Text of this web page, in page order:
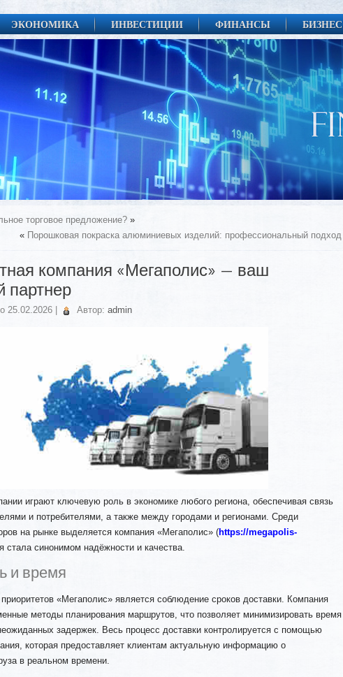
ЭКОНОМИКА ИНВЕСТИЦИИ ФИНАНСЫ БИЗНЕС
торговое предложение? »
« Порошковая покраска алюминиевых изделий: профессиональный подход
компания «Мегаполис» — ваш
партнер
25.02.2026 Автор: admin
играют ключевую роль в экономике любого региона, обеспечивая связь
и потребителями, а также между городами и регионами. Среди
на рынке выделяется компания «Мегаполис» (https://megapolis-
стала синонимом надёжности и качества.
и время
«Мегаполис» является соблюдение сроков доставки. Компания
методы планирования маршрутов, что позволяет минимизировать время
задержек. Весь процесс доставки контролируется с помощью
которая предоставляет клиентам актуальную информацию о
в реальном времени.